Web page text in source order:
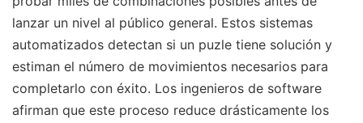
lanzar un nivel al público general. Estos sistemas
automatizados detectan si un puzle tiene solución y
estiman el número de movimientos necesarios para
completarlo con éxito. Los ingenieros de software
afirman que este proceso reduce drásticamente los